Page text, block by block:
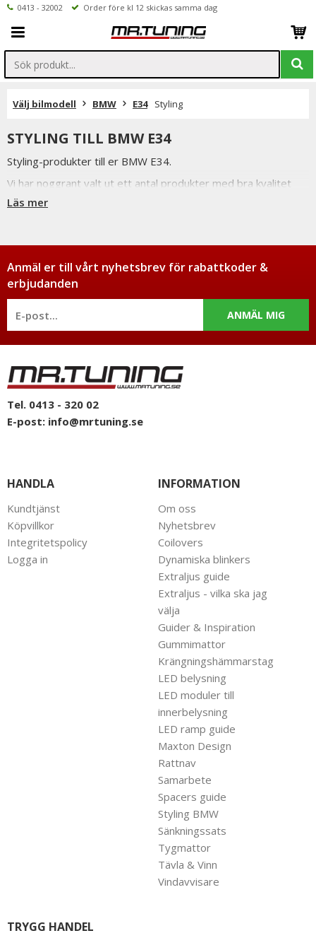
0413 - 32002 Order före kl 12 skickas samma dag
Välj bilmodell BMW E34 Styling
STYLING TILL BMW E34
Styling-produkter till er BMW E34.
Vi har noggrant valt ut ett antal produkter med bra kvalitet
och passform för att bibehålla den höga standard en BMW
original infästningar för enkel montering.
Läs mer
Anmäl er till vårt nyhetsbrev för rabattkoder &
erbjudanden
ANMÄL MIG
Tel. 0413 - 320 02
E-post: info@mrtuning.se
HANDLA
Kundtjänst
Köpvillkor
Integritetspolicy
Logga in
INFORMATION
Om oss
Nyhetsbrev
Coilovers
Dynamiska blinkers
Extraljus guide
Extraljus - vilka ska jag
välja
Guider & Inspiration
Gummimattor
Krängningshämmarstag
LED belysning
LED moduler till
innerbelysning
LED ramp guide
Maxton Design
Rattnav
Samarbete
Spacers guide
Styling BMW
Sänkningssats
Tygmattor
Tävla & Vinn
Vindavvisare
TRYGG HANDEL